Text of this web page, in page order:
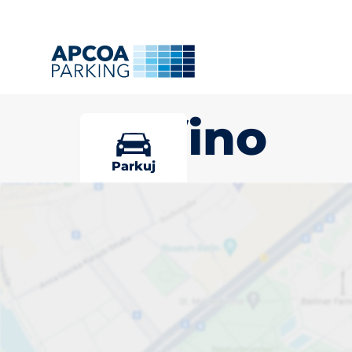
Gryfino
Parkuj
Wybierz
Gryfino